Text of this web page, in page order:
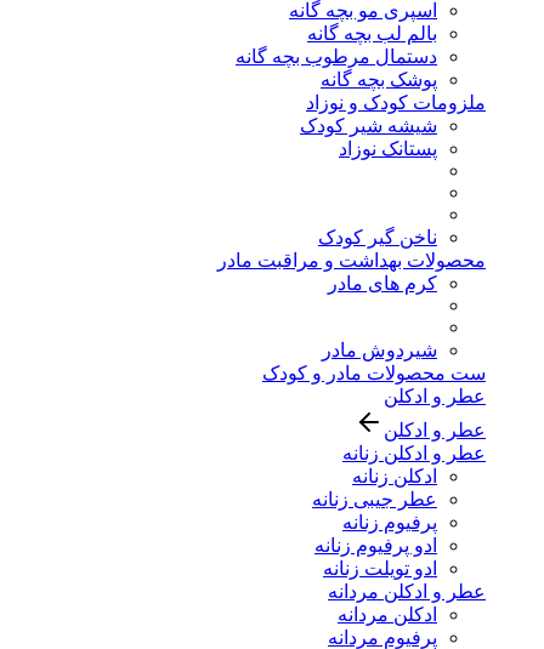
اسپری مو بچه گانه
بالم لب بچه گانه
دستمال مرطوب بچه گانه
پوشک بچه گانه
ملزومات کودک و نوزاد
شیشه شیر کودک
پستانک نوزاد
ناخن گیر کودک
محصولات بهداشت و مراقبت مادر
کرم های مادر
شیردوش مادر
ست محصولات مادر و کودک
عطر و ادکلن
عطر و ادکلن
عطر و ادکلن زنانه
ادکلن زنانه
عطر جیبی زنانه
پرفیوم زنانه
ادو پرفیوم زنانه
ادو تویلت زنانه
عطر و ادکلن مردانه
ادکلن مردانه
پرفیوم مردانه